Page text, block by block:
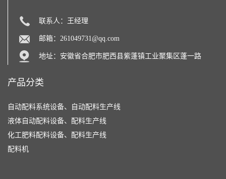
联系人：王经理
邮箱： 261049731@qq.com
地址：安徽省合肥市肥西县紫蓬镇工业聚集区蓬一路
产品分类
自动配料系统设备、自动配料生产线
液体自动配料设备、配料生产线
化工肥料配料设备、配料生产线
配料机